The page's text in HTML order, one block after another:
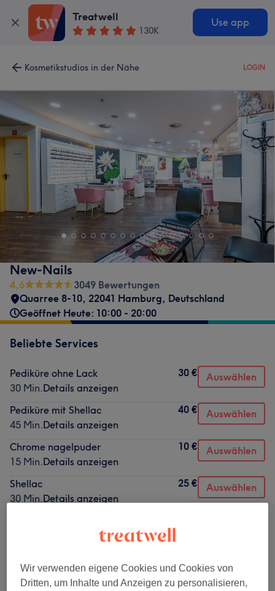
Treatwell
130K
Use app
Kosmetikstudios in der Nähe LOGIN
New-Nails
4,6
3049 Bewertungen
Quarree 8-10, 22041 Hamburg, Deutschland
Geöffnet Heute: 10:00 - 20:00
Beliebte Services
Pediküre ohne Lack
30 Min.Details anzeigen
30 € Auswählen
Pediküre mit Shellac
45 Min.Details anzeigen
40 € Auswählen
Chrome nagelpuder
15 Min.Details anzeigen
10 € Auswählen
Shellac
30 Min.Details anzeigen
25 € Auswählen
Details anzeigen
Alle Services
Wir verwenden eigene Cookies und Cookies von
Dritten, um Inhalte und Anzeigen zu personalisieren,